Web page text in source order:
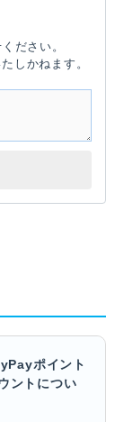
ださい。
しかねます。
ポイント
ントについ